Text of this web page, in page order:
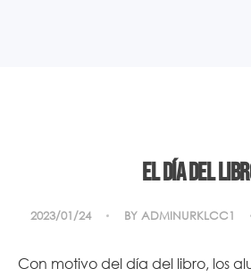
El día del
2023/01/24 BY ADMINURKLCC1
Con motivo del día del libro, los